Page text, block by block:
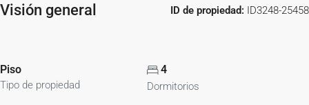
Visión general ID de propiedad: ID3248-25458
Piso
Tipo de propiedad
4
Dormitorios